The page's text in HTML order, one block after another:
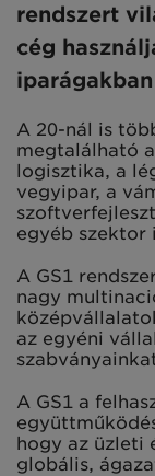
rendszert
cég
A 20-nál is
megtalálható
logisztika, a
vegyipar, a
egyéb szektor
A GS1
nagy
az egyéni
A GS1 a
hogy az üzleti
globális,